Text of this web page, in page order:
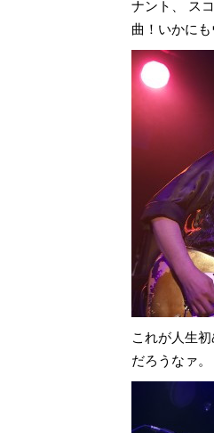
ナント、 ス
曲！いかに
これが人生
だろうなァ